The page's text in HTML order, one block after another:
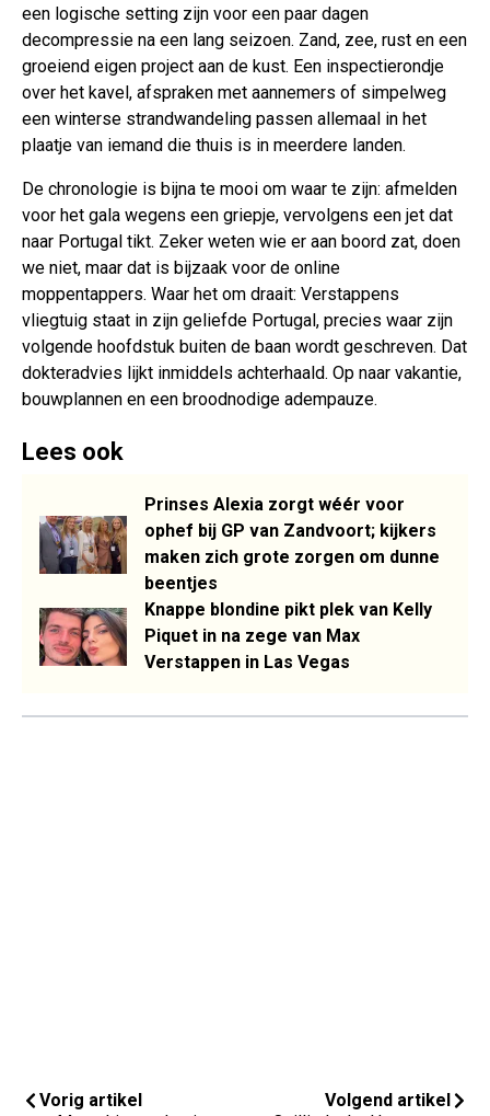
een logische setting zijn voor een paar dagen
decompressie na een lang seizoen. Zand, zee, rust en een
groeiend eigen project aan de kust. Een inspectierondje
over het kavel, afspraken met aannemers of simpelweg
een winterse strandwandeling passen allemaal in het
plaatje van iemand die thuis is in meerdere landen.
De chronologie is bijna te mooi om waar te zijn: afmelden
voor het gala wegens een griepje, vervolgens een jet dat
naar Portugal tikt. Zeker weten wie er aan boord zat, doen
we niet, maar dat is bijzaak voor de online
moppentappers. Waar het om draait: Verstappens
vliegtuig staat in zijn geliefde Portugal, precies waar zijn
volgende hoofdstuk buiten de baan wordt geschreven. Dat
dokteradvies lijkt inmiddels achterhaald. Op naar vakantie,
bouwplannen en een broodnodige adempauze.
Lees ook
Prinses Alexia zorgt wéér voor
ophef bij GP van Zandvoort; kijkers
maken zich grote zorgen om dunne
beentjes
Knappe blondine pikt plek van Kelly
Piquet in na zege van Max
Verstappen in Las Vegas
Vorig artikel
Volgend artikel